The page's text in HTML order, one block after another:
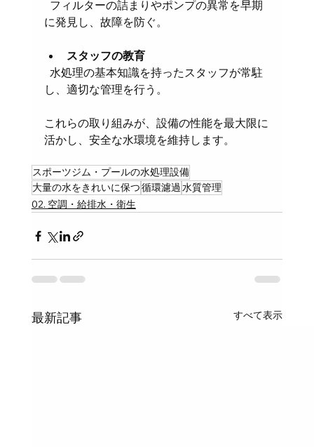
に発見し、故障を防ぐ。
スタッフの教育
し、適切な管理を行う。
これらの取り組みが、設備の性能を最大限に
活かし、安全な水環境を維持します。
スポーツジム・プールの水処理設備
大量の水をきれいに保つ循環濾過水質管理
02. 空調・給排水・衛生
最新記事 すべて表示